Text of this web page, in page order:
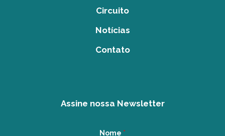
Circuito
Notícias
Contato
Assine nossa Newsletter
Nome *